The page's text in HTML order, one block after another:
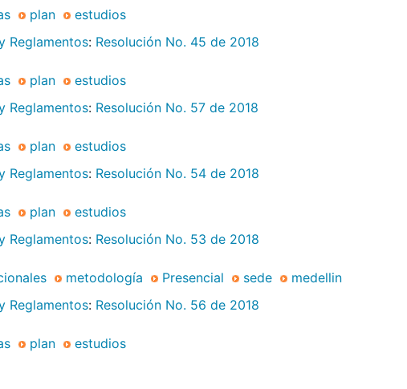
plan
estudios
Reglamentos: Resolución No. 45 de 2018
plan
estudios
Reglamentos: Resolución No. 57 de 2018
plan
estudios
Reglamentos: Resolución No. 54 de 2018
plan
estudios
Reglamentos: Resolución No. 53 de 2018
metodología Presencial sede
medellin
Reglamentos: Resolución No. 56 de 2018
plan
estudios